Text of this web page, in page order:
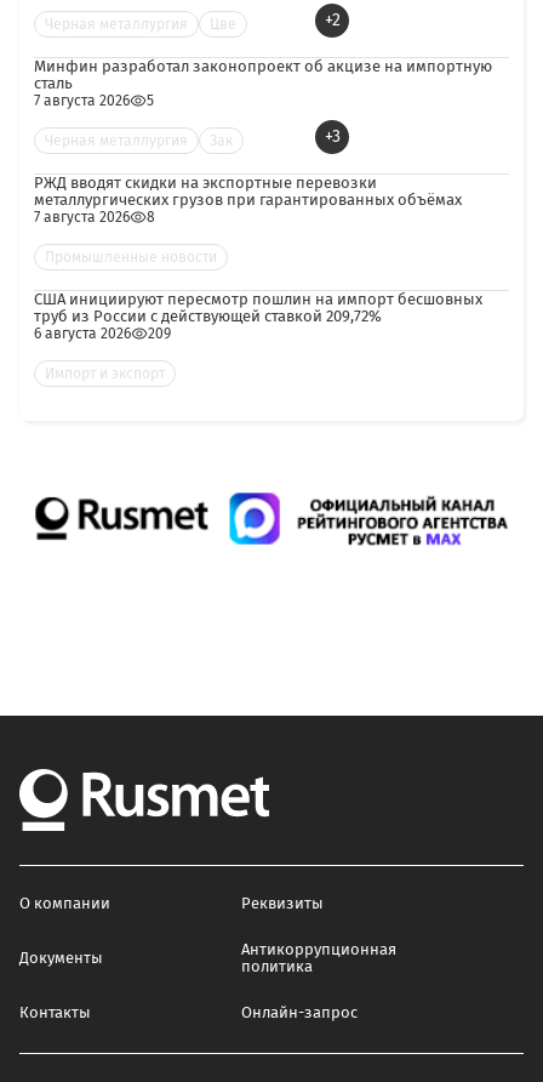
Черная металлургия Цве +2
Минфин разработал законопроект об акцизе на импортную
сталь
7 августа 2026 5
Черная металлургия Зак +3
РЖД вводят скидки на экспортные перевозки
металлургических грузов при гарантированных объёмах
7 августа 2026 8
Промышленные новости
США инициируют пересмотр пошлин на импорт бесшовных
труб из России с действующей ставкой 209,72%
6 августа 2026 209
Импорт и экспорт
О компании Реквизиты
Документы
Антикоррупционная
политика
Контакты Онлайн-запрос